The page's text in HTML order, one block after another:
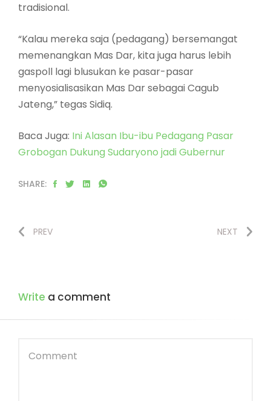
tradisional.
“Kalau mereka saja (pedagang) bersemangat
memenangkan Mas Dar, kita juga harus lebih
gaspoll lagi blusukan ke pasar-pasar
menyosialisasikan Mas Dar sebagai Cagub
Jateng,” tegas Sidiq.
Baca Juga: Ini Alasan Ibu-ibu Pedagang Pasar
Grobogan Dukung Sudaryono jadi Gubernur
SHARE:
PREV NEXT
Write a comment